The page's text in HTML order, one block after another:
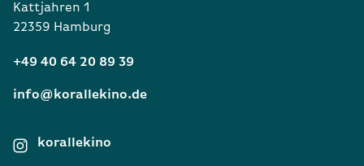
Kattjahren 1
22359 Hamburg
+49 40 64 20 89 39
info@korallekino.de
korallekino